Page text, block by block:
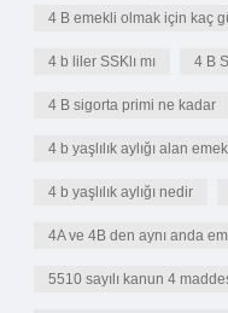
4 B emekli olmak için kaç
4 b liler SSKlı mı 4 B
4 B sigorta primi ne kadar
4 b yaşlılık aylığı alan
4 b yaşlılık aylığı nedir
4A ve 4B den aynı anda
5510 sayılı kanun 4